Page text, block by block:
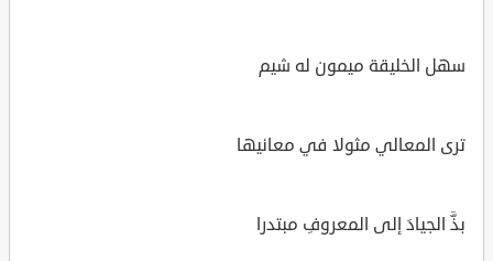
سهل الخليقة ميمون له شيم
ترى المعالي مثولا في معانيها
بذَّ الجيادَ إلى المعروفِ مبتدرا